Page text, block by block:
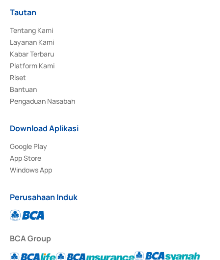
Tautan
Tentang Kami
Layanan Kami
Kabar Terbaru
Platform Kami
Riset
Bantuan
Pengaduan Nasabah
Download Aplikasi
Google Play
App Store
Windows App
Perusahaan Induk
BCA Group